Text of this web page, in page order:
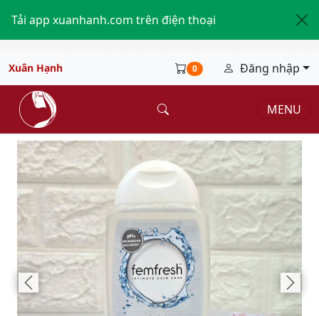
Tải app xuanhanh.com trên điện thoại
Xuân Hạnh 0 Đăng nhập
MENU